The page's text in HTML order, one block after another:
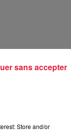
Store and/or
sans accepter